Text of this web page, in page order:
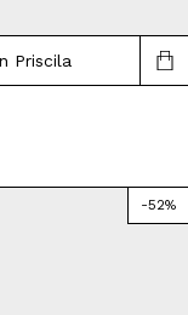
Priscila
-52%